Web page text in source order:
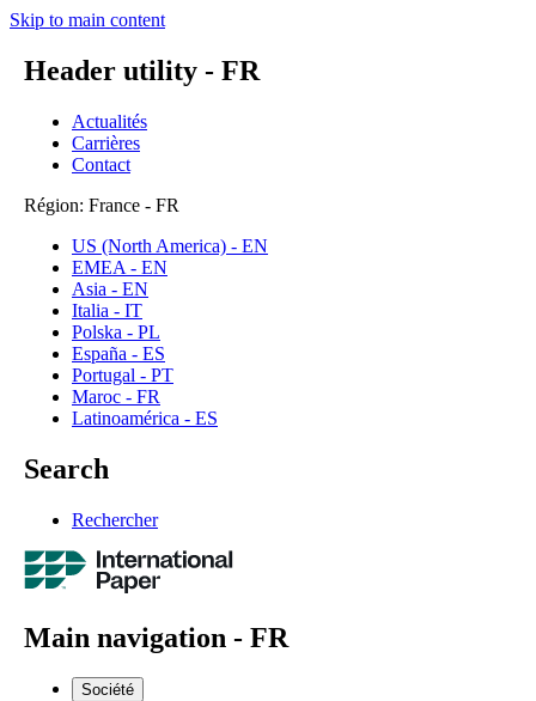
Skip to main content
Header utility - FR
Actualités
Carrières
Contact
Région: France - FR
US (North America) - EN
EMEA - EN
Asia - EN
Italia - IT
Polska - PL
España - ES
Portugal - PT
Maroc - FR
Latinoamérica - ES
Search
Rechercher
Main navigation - FR
Société